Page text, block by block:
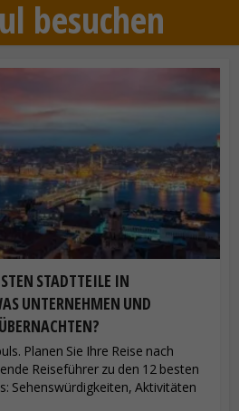
besuchen
STADTTEILE IN
UNTERNEHMEN UND
Planen Sie Ihre Reise nach
Reiseführer zu den 12 besten
Sehenswürdigkeiten, Aktivitäten